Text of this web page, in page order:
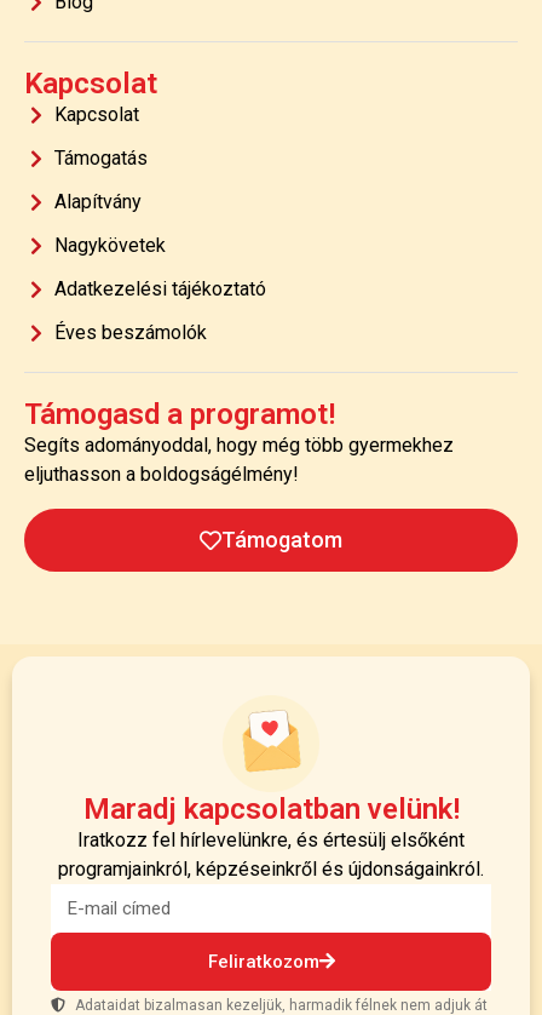
Kapcsolat
Kapcsolat
Támogatás
Alapítvány
Nagykövetek
Adatkezelési tájékoztató
Éves beszámolók
Támogasd a programot!
Segíts adományoddal, hogy még több gyermekhez
eljuthasson a boldogságélmény!
Támogatom
Maradj kapcsolatban velünk!
Iratkozz fel hírlevelünkre, és értesülj elsőként
programjainkról, képzéseinkről és újdonságainkról.
Feliratkozom
Adataidat bizalmasan kezeljük, harmadik félnek nem adjuk át